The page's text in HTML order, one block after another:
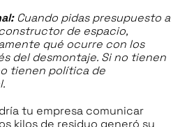
Cuando pidas presupuesto a
de espacio,
qué ocurre con los
del desmontaje. Si no tienen
tienen política de
tu empresa comunicar
kilos de residuo generó su